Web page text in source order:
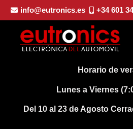
info@eutronics.es +34 601
Horario de
Lunes a Viernes
Del 10 al 23 de Agosto